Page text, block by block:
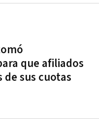
que afiliados
sus cuotas